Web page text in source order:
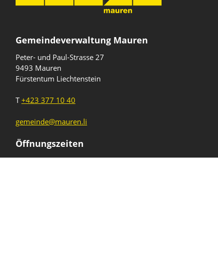
Gemeindeverwaltung Mauren
Peter- und Paul-Strasse 27
9493 Mauren
Fürstentum Liechtenstein
T+423 377 10 40
gemeinde@mauren.li
Öffnungszeiten
WochentageUhrzeiten